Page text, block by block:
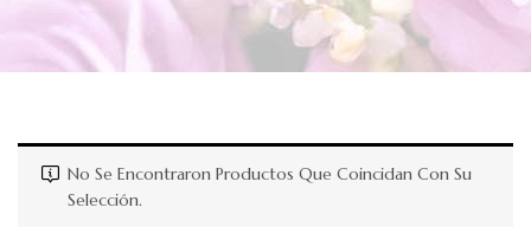
No Se Encontraron Productos Que Coincidan Con Su
Selección.